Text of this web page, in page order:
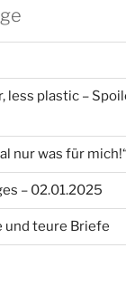
less plastic –
nur was für mich!“
– 02.01.2025
und teure Briefe